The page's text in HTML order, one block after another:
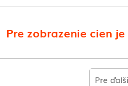
Pre zobrazenie cien
Pre